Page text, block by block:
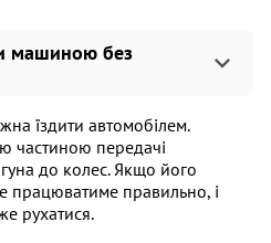
машиною без
їздити автомобілем.
частиною передачі
до колес. Якщо його
працюватиме правильно, і
рухатися.